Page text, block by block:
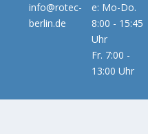
info@rotec-
berlin.de
e: Mo-Do.
8:00 - 15:45
Uhr
Fr. 7:00 -
13:00 Uhr